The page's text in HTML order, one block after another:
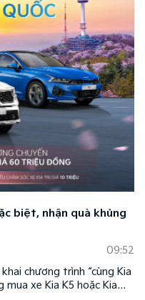
đơn vị được vinh danh
biệt, nhận quà khủng
09:52
chương trình “cùng Kia
mua xe Kia K5 hoặc Kia